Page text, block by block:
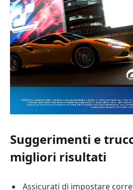
Suggerimenti e
migliori risultati
Assicurati di impostare